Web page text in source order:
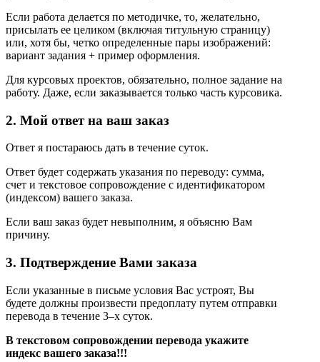
Если работа делается по методичке, то, желательно,
присылать ее целиком (включая титульную страницу)
или, хотя бы, четко определенные пары изображений:
вариант задания + пример оформления.
Для курсовых проектов, обязательно, полное задание на
работу. Даже, если заказывается только часть курсовика.
2. Мой ответ на ваш заказ
Ответ я постараюсь дать в течение суток.
Ответ будет содержать указания по переводу: сумма,
счет и текстовое сопровождение с идентификатором
(индексом) вашего заказа.
Если ваш заказ будет невыполним, я объясню Вам
причину.
3. Подтверждение Вами заказа
Если указанные в письме условия Вас устроят, Вы
будете должны произвести предоплату путем отправки
перевода в течение 3–х суток.
В текстовом сопровождении перевода укажите
индекс вашего заказа!!!